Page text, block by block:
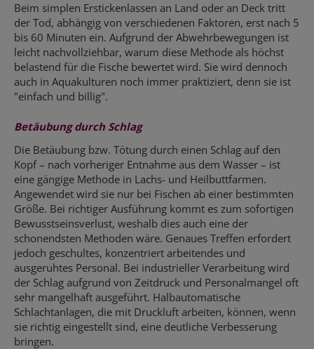
Beim simplen Erstickenlassen an Land oder an Deck tritt
der Tod, abhängig von verschiedenen Faktoren, erst nach 5
bis 60 Minuten ein. Aufgrund der Abwehrbewegungen ist
leicht nachvollziehbar, warum diese Methode als höchst
belastend für die Fische bewertet wird. Sie wird dennoch
auch in Aquakulturen noch immer praktiziert, denn sie ist
"einfach und billig".
Betäubung durch Schlag
Die Betäubung bzw. Tötung durch einen Schlag auf den
Kopf – nach vorheriger Entnahme aus dem Wasser – ist
eine gängige Methode in Lachs- und Heilbuttfarmen.
Angewendet wird sie nur bei Fischen ab einer bestimmten
Größe. Bei richtiger Ausführung kommt es zum sofortigen
Bewusstseinsverlust, weshalb dies auch eine der
schonendsten Methoden wäre. Genaues Treffen erfordert
jedoch geschultes, konzentriert arbeitendes und
ausgeruhtes Personal. Bei industrieller Verarbeitung wird
der Schlag aufgrund von Zeitdruck und Personalmangel oft
sehr mangelhaft ausgeführt. Halbautomatische
Schlachtanlagen, die mit Druckluft arbeiten, können, wenn
sie richtig eingestellt sind, eine deutliche Verbesserung
bringen.